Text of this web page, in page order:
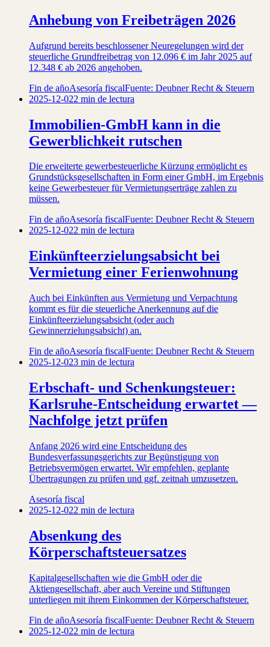
Anhebung von Freibeträgen 2026
Aufgrund bereits beschlossener Neuregelungen wird der
steuerliche Grundfreibetrag von 12.096 € im Jahr 2025 auf
12.348 € ab 2026 angehoben.
Fin de añoAsesoría fiscalFuente: Deubner Recht & Steuern
2025-12-022 min de lectura
Immobilien-GmbH kann in die
Gewerblichkeit rutschen
Die erweiterte gewerbesteuerliche Kürzung ermöglicht es
Grundstücksgesellschaften in Form einer GmbH, im Ergebnis
keine Gewerbesteuer für Vermietungserträge zahlen zu
müssen.
Fin de añoAsesoría fiscalFuente: Deubner Recht & Steuern
2025-12-022 min de lectura
Einkünfteerzielungsabsicht bei
Vermietung einer Ferienwohnung
Auch bei Einkünften aus Vermietung und Verpachtung
kommt es für die steuerliche Anerkennung auf die
Einkünfteerzielungsabsicht (oder auch
Gewinnerzielungsabsicht) an.
Fin de añoAsesoría fiscalFuente: Deubner Recht & Steuern
2025-12-023 min de lectura
Erbschaft- und Schenkungsteuer:
Karlsruhe-Entscheidung erwartet —
Nachfolge jetzt prüfen
Anfang 2026 wird eine Entscheidung des
Bundesverfassungsgerichts zur Begünstigung von
Betriebsvermögen erwartet. Wir empfehlen, geplante
Übertragungen zu prüfen und ggf. zeitnah umzusetzen.
Asesoría fiscal
2025-12-022 min de lectura
Absenkung des
Körperschaftsteuersatzes
Kapitalgesellschaften wie die GmbH oder die
Aktiengesellschaft, aber auch Vereine und Stiftungen
unterliegen mit ihrem Einkommen der Körperschaftsteuer.
Fin de añoAsesoría fiscalFuente: Deubner Recht & Steuern
2025-12-022 min de lectura